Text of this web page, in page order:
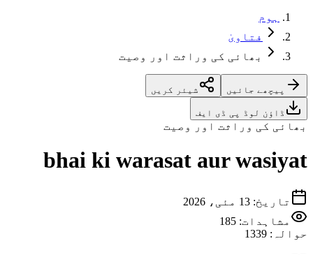
ہوم
فتاویٰ
بھائی کی وراثت اور وصیت
پیچھے جائیں شیئر کریں
ڈاؤن لوڈ پی ڈی ایف
بھائی کی وراثت اور وصیت
bhai ki warasat aur wasiyat
تاریخ: 13 مئی، 2026
مشاہدات: 185
حوالہ :
1339